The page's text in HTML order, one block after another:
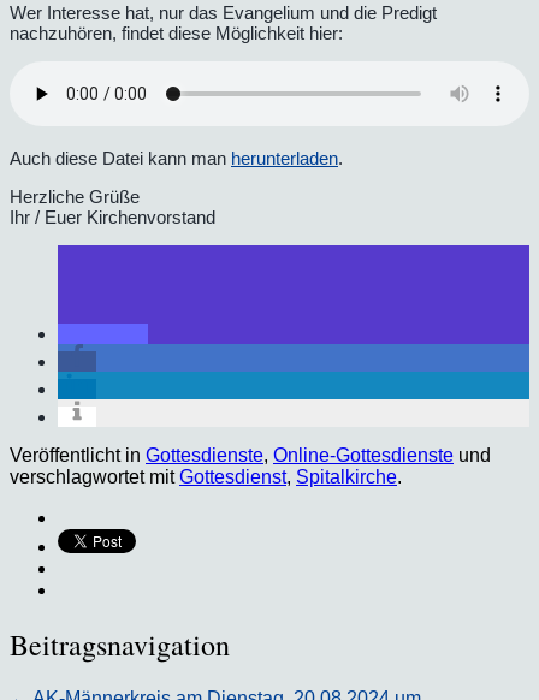
Wer Interesse hat, nur das Evangelium und die Predigt
nachzuhören, findet diese Möglichkeit hier:
Auch diese Datei kann man herunterladen.
Herzliche Grüße
Ihr / Euer Kirchenvorstand
Veröffentlicht in Gottesdienste, Online-Gottesdienste und
verschlagwortet mitGottesdienst, Spitalkirche.
Beitragsnavigation